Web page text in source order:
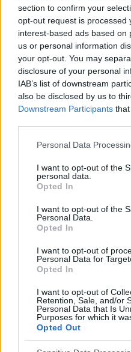
section to confirm your
opt-out request is processed
interest-based ads based on
us or personal information
your opt-out. You may
disclosure of your personal
IAB’s list of downstream
also be disclosed by us to
Downstream Participants
Please note that this
not limited to your visit or
grant or deny consent to
use your data for below
consent section.
Personal Data
I want to opt-out of the
personal data.
Opted In
I want to opt-out of the
Personal Data.
Opted In
I want to opt-out of
Personal Data for
Opted In
I want to opt-out of
Retention, Sale, and/or
Personal Data that Is
Purposes for which it
Opted Out
MALFORMATIONS
Le potentiel de la
malformations cardiaques
Les malformations
sont l'un des problèmes
cardiologie. Dans le